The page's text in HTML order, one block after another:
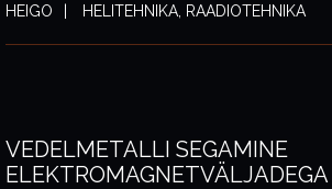
HEIGO HELITEHNIKA, RAADIOTEHNIKA
VEDELMETALLI SEGAMINE
ELEKTROMAGNETVÄLJADEGA